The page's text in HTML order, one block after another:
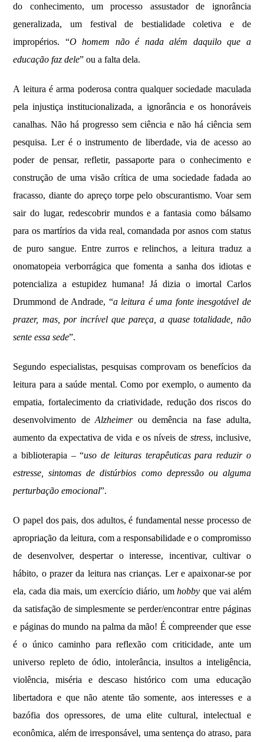
do conhecimento, um processo assustador de ignorância
generalizada, um festival de bestialidade coletiva e de
impropérios. “O homem não é nada além daquilo que a
educação faz dele” ou a falta dela.
A leitura é arma poderosa contra qualquer sociedade maculada
pela injustiça institucionalizada, a ignorância e os honoráveis
canalhas. Não há progresso sem ciência e não há ciência sem
pesquisa. Ler é o instrumento de liberdade, via de acesso ao
poder de pensar, refletir, passaporte para o conhecimento e
construção de uma visão crítica de uma sociedade fadada ao
fracasso, diante do apreço torpe pelo obscurantismo. Voar sem
sair do lugar, redescobrir mundos e a fantasia como bálsamo
para os martírios da vida real, comandada por asnos com status
de puro sangue. Entre zurros e relinchos, a leitura traduz a
onomatopeia verborrágica que fomenta a sanha dos idiotas e
potencializa a estupidez humana! Já dizia o imortal Carlos
Drummond de Andrade, “a leitura é uma fonte inesgotável de
prazer, mas, por incrível que pareça, a quase totalidade, não
sente essa sede”.
Segundo especialistas, pesquisas comprovam os benefícios da
leitura para a saúde mental. Como por exemplo, o aumento da
empatia, fortalecimento da criatividade, redução dos riscos do
desenvolvimento deAlzheimer ou demência na fase adulta,
aumento da expectativa de vida e os níveis de stress, inclusive,
a biblioterapia – “uso de leituras terapêuticas para reduzir o
estresse, sintomas de distúrbios como depressão ou alguma
perturbação emocional”.
O papel dos pais, dos adultos, é fundamental nesse processo de
apropriação da leitura, com a responsabilidade e o compromisso
de desenvolver, despertar o interesse, incentivar, cultivar o
hábito, o prazer da leitura nas crianças. Ler e apaixonar-se por
ela, cada dia mais, um exercício diário, umhobby que vai além
da satisfação de simplesmente se perder/encontrar entre páginas
e páginas do mundo na palma da mão! É compreender que esse
é o único caminho para reflexão com criticidade, ante um
universo repleto de ódio, intolerância, insultos a inteligência,
violência, miséria e descaso histórico com uma educação
libertadora e que não atente tão somente, aos interesses e a
bazófia dos opressores, de uma elite cultural, intelectual e
econômica, além de irresponsável, uma sentença do atraso, para